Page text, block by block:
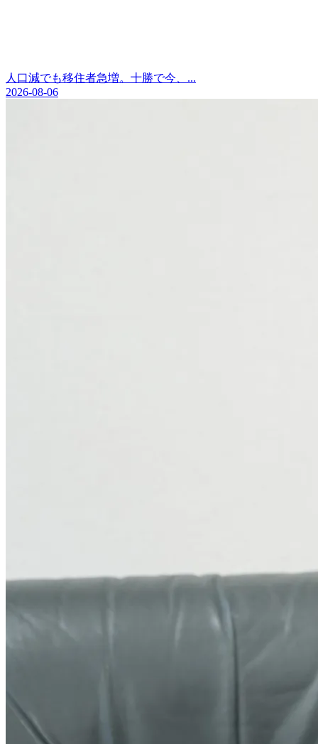
人口減でも移住者急増。十勝で今、...
2026-08-06